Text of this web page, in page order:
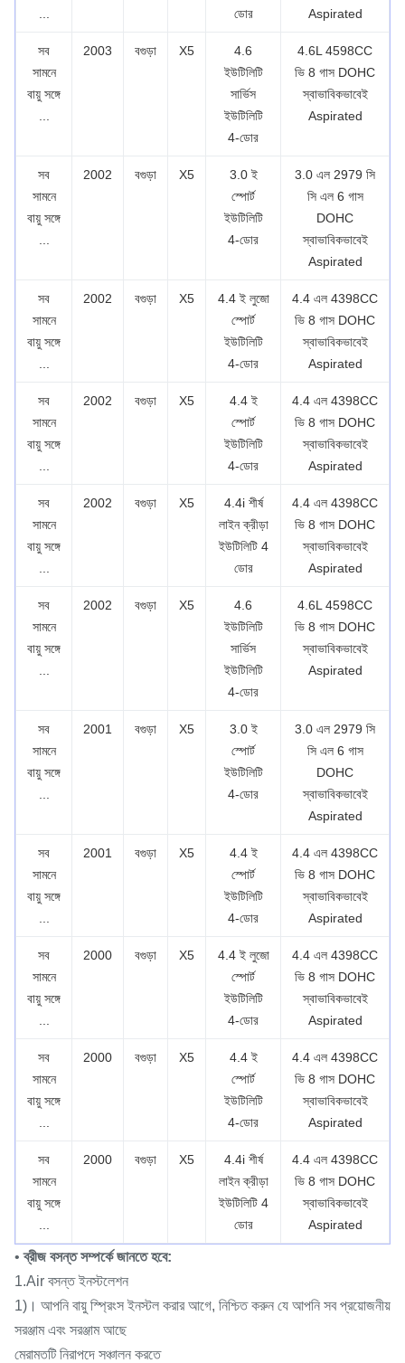
ডোর Aspirated
সব
সামনে
বায়ু সঙ্গে
2003 বগুড়া X5
4.6
ইউটিলিটি
সার্ভিস
ইউটিলিটি
4-ডোর
4.6L 4598CC
ভি 8 গাস DOHC
স্বাভাবিকভাবেই
Aspirated
সব
সামনে
বায়ু সঙ্গে
2002 বগুড়া X5
3.0 ই
স্পোর্ট
ইউটিলিটি
4-ডোর
3.0 এল 2979 সি
সি এল 6 গাস
DOHC
স্বাভাবিকভাবেই
Aspirated
সব
সামনে
বায়ু সঙ্গে
2002 বগুড়া X5
4.4 ই লুজো
স্পোর্ট
ইউটিলিটি
4-ডোর
4.4 এল 4398CC
ভি 8 গাস DOHC
স্বাভাবিকভাবেই
Aspirated
সব
সামনে
বায়ু সঙ্গে
2002 বগুড়া X5
4.4 ই
স্পোর্ট
ইউটিলিটি
4-ডোর
4.4 এল 4398CC
ভি 8 গাস DOHC
স্বাভাবিকভাবেই
Aspirated
সব
সামনে
বায়ু সঙ্গে
2002 বগুড়া X5
4.4i শীর্ষ
লাইন ক্রীড়া
ইউটিলিটি 4
ডোর
4.4 এল 4398CC
ভি 8 গাস DOHC
স্বাভাবিকভাবেই
Aspirated
সব
সামনে
বায়ু সঙ্গে
2002 বগুড়া X5
4.6
ইউটিলিটি
সার্ভিস
ইউটিলিটি
4-ডোর
4.6L 4598CC
ভি 8 গাস DOHC
স্বাভাবিকভাবেই
Aspirated
সব
সামনে
বায়ু সঙ্গে
2001 বগুড়া X5
3.0 ই
স্পোর্ট
ইউটিলিটি
4-ডোর
3.0 এল 2979 সি
সি এল 6 গাস
DOHC
স্বাভাবিকভাবেই
Aspirated
সব
সামনে
বায়ু সঙ্গে
2001 বগুড়া X5
4.4 ই
স্পোর্ট
ইউটিলিটি
4-ডোর
4.4 এল 4398CC
ভি 8 গাস DOHC
স্বাভাবিকভাবেই
Aspirated
সব
সামনে
বায়ু সঙ্গে
2000 বগুড়া X5
4.4 ই লুজো
স্পোর্ট
ইউটিলিটি
4-ডোর
4.4 এল 4398CC
ভি 8 গাস DOHC
স্বাভাবিকভাবেই
Aspirated
সব
সামনে
বায়ু সঙ্গে
2000 বগুড়া X5
4.4 ই
স্পোর্ট
ইউটিলিটি
4-ডোর
4.4 এল 4398CC
ভি 8 গাস DOHC
স্বাভাবিকভাবেই
Aspirated
সব
সামনে
বায়ু সঙ্গে
2000 বগুড়া X5
4.4i শীর্ষ
লাইন ক্রীড়া
ইউটিলিটি 4
ডোর
4.4 এল 4398CC
ভি 8 গাস DOHC
স্বাভাবিকভাবেই
Aspirated
•ব্রীজ বসন্ত সম্পর্কে জানতে হবে:
1.Air বসন্ত ইনস্টলেশন
1)। আপনি বায়ু স্প্রিংস ইনস্টল করার আগে, নিশ্চিত করুন যে আপনি সব প্রয়োজনীয়
সরঞ্জাম এবং সরঞ্জাম আছে
মেরামতটি নিরাপদে সঞ্চালন করতে